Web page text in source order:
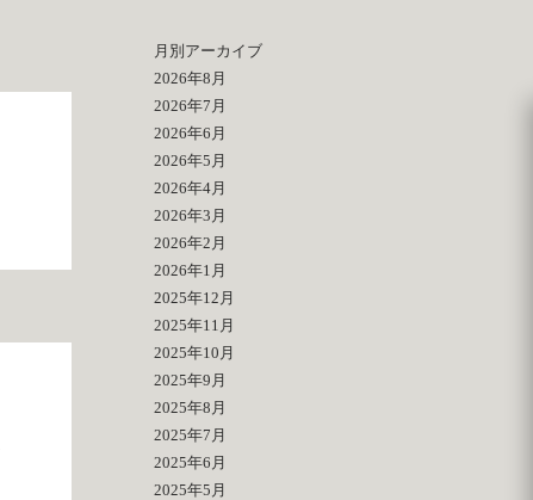
月別アーカイブ
2026年8月
2026年7月
2026年6月
2026年5月
2026年4月
2026年3月
2026年2月
2026年1月
2025年12月
2025年11月
2025年10月
2025年9月
2025年8月
2025年7月
2025年6月
2025年5月